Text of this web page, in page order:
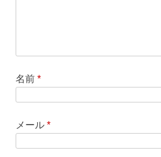
名前*
メール*